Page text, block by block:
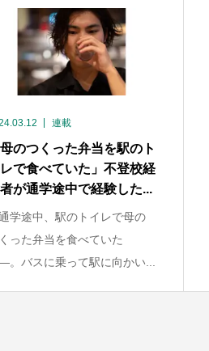
連載
母のつくった弁当を駅のト
で食べていた」不登校経
が通学途中で経験した...
学途中、駅のトイレで母の
った弁当を食べていた
バスに乗って駅に向かい...